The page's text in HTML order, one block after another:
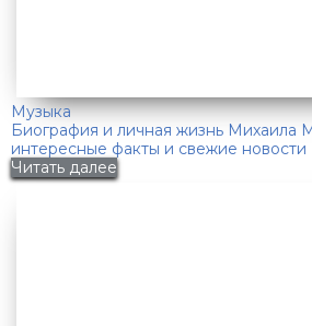
Музыка
Биография и личная жизнь Михаила
интересные факты и свежие новости
Читать далее